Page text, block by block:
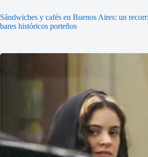
Sándwiches y cafés en Buenos Aires: un
bares históricos porteños